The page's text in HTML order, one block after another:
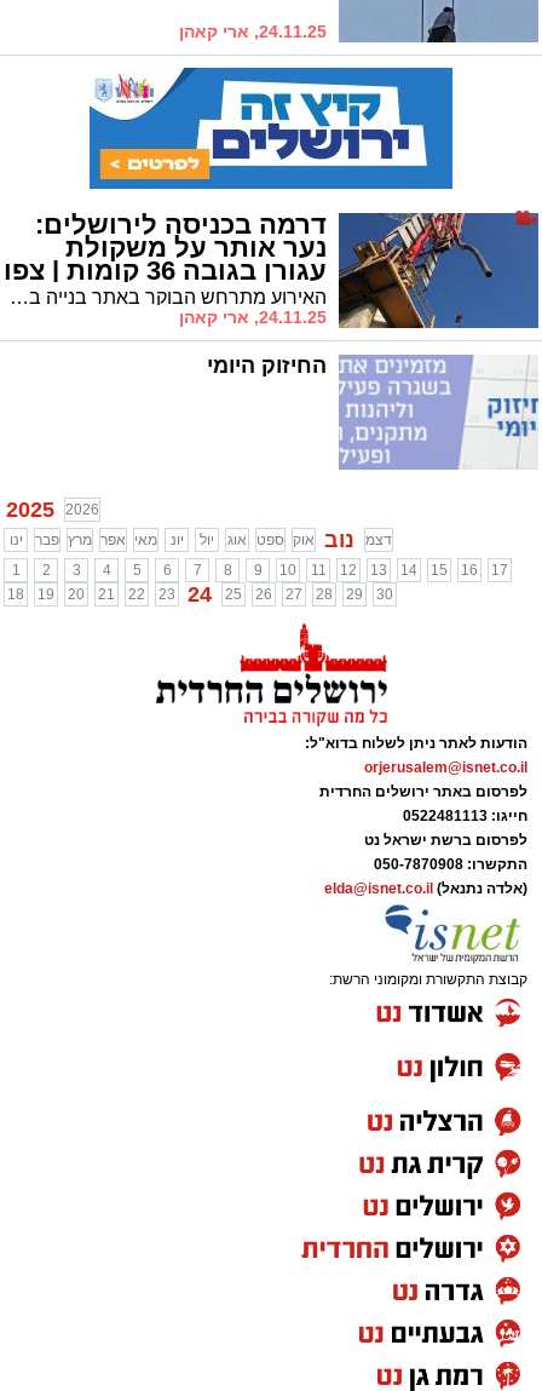
24.11.25, ארי קאהן
דרמה בכניסה לירושלים:
נער אותר על משקולת
עגורן בגובה 36 קומות | צפו
האירוע מתרחש הבוקר באתר בנייה ברחוב שז"ר • צוותי חילוץ ויל"מ פועלים לחלצו
24.11.25, ארי קאהן
החיזוק היומי
2025
2026
ינו
פבר מרץ אפר מאי יונ יול אוג ספט אוק נוב
דצמ
1
2 3 4 5 6 7 8 9 10 11 12 13 14 15 16
17
18
19 20 21 22 23 24 25 26 27 28 29 30
הודעות לאתר ניתן לשלוח בדוא"ל:
orjerusalem@isnet.co.il
לפרסום באתר ירושלים החרדית
חייגו: 0522481113
לפרסום ברשת ישראל נט
התקשרו: 050-7870908
(אלדה נתנאל) elda@isnet.co.il
קבוצת התקשורת ומקומוני הרשת: